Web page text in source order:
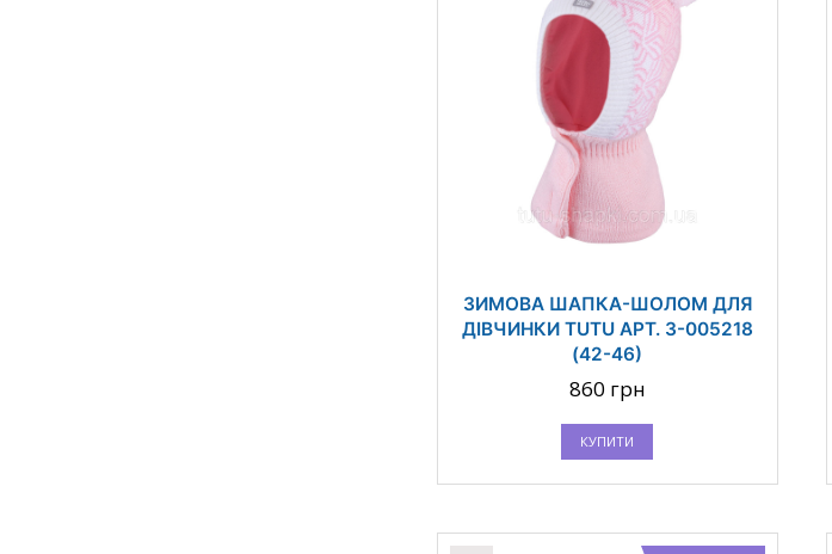
ЗИМОВА ШАПКА-ШОЛОМ ДЛЯ
ДІВЧИНКИ TUTU АРТ. 3-005218
(42-46)
860 грн
КУПИТИ